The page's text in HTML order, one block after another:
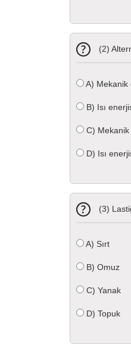
(2)
A) Mekanik
B) Isı
C)
D) Isı
(3)
A) Sırt
B) Omuz
C) Yanak
D) Topuk